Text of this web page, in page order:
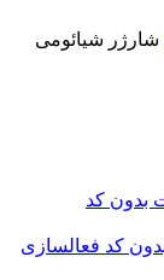
شارژر شیائومی